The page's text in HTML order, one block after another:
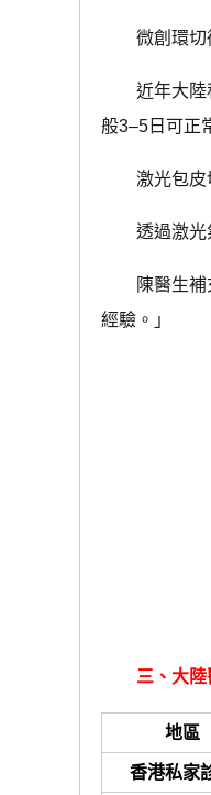
微創環切術
近年大陸私
般3–5日可正
激光包皮
透過激光氣
陳醫生補充
經驗。」
三、大
地區
香港私家